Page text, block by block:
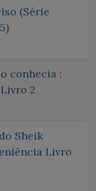
(Série
conhecia :
2
Sheik
Livro